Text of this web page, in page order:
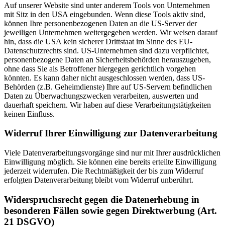
Auf unserer Website sind unter anderem Tools von Unternehmen
mit Sitz in den USA eingebunden. Wenn diese Tools aktiv sind,
können Ihre personenbezogenen Daten an die US-Server der
jeweiligen Unternehmen weitergegeben werden. Wir weisen darauf
hin, dass die USA kein sicherer Drittstaat im Sinne des EU-
Datenschutzrechts sind. US-Unternehmen sind dazu verpflichtet,
personenbezogene Daten an Sicherheitsbehörden herauszugeben,
ohne dass Sie als Betroffener hiergegen gerichtlich vorgehen
könnten. Es kann daher nicht ausgeschlossen werden, dass US-
Behörden (z.B. Geheimdienste) Ihre auf US-Servern befindlichen
Daten zu Überwachungszwecken verarbeiten, auswerten und
dauerhaft speichern. Wir haben auf diese Verarbeitungstätigkeiten
keinen Einfluss.
Widerruf Ihrer Einwilligung zur Datenverarbeitung
Viele Datenverarbeitungsvorgänge sind nur mit Ihrer ausdrücklichen
Einwilligung möglich. Sie können eine bereits erteilte Einwilligung
jederzeit widerrufen. Die Rechtmäßigkeit der bis zum Widerruf
erfolgten Datenverarbeitung bleibt vom Widerruf unberührt.
Widerspruchsrecht gegen die Datenerhebung in
besonderen Fällen sowie gegen Direktwerbung (Art.
21 DSGVO)